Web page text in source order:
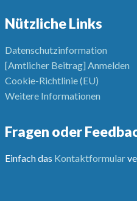
Nützliche Links
Datenschutzinformation
[Amtlicher Beitrag] Anmelden
Cookie-Richtlinie (EU)
Weitere Informationen
Fragen oder
Einfach das Kontaktformular